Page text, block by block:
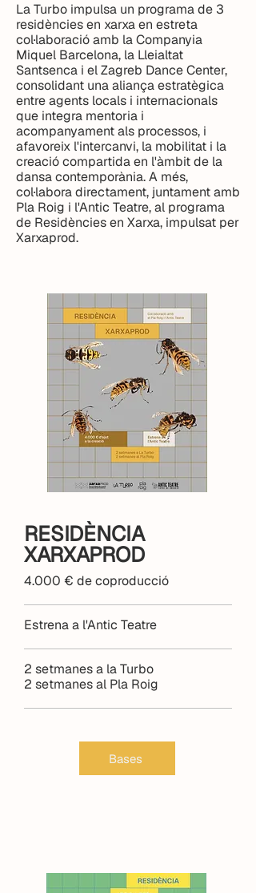
La Turbo impulsa un programa de 3
residències en xarxa en estreta
col·laboració amb la Companyia
Miquel Barcelona, la Lleialtat
Santsenca i el Zagreb Dance Center,
consolidant una aliança estratègica
entre agents locals i internacionals
que integra mentoria i
acompanyament als processos, i
afavoreix l'intercanvi, la mobilitat i la
creació compartida en l'àmbit de la
dansa contemporània. A més,
col·labora directament, juntament amb
Pla Roig i l'Antic Teatre, al programa
de Residències en Xarxa, impulsat per
Xarxaprod.
RESIDÈNCIA
XARXAPROD
4.000 € de coproducció
Estrena a l'Antic Teatre
2 setmanes a la Turbo
2 setmanes al Pla Roig
Bases